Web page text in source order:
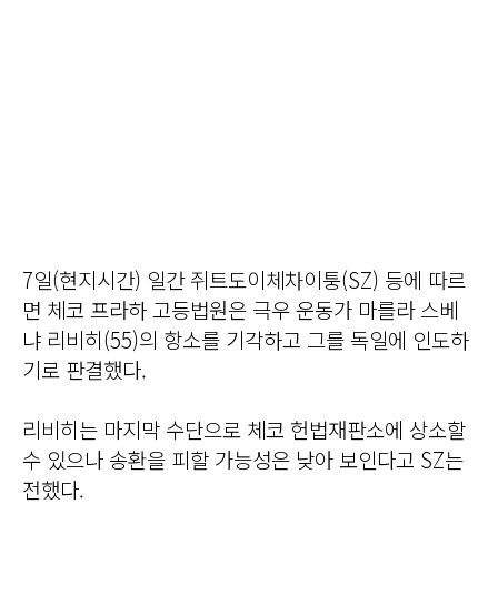
7일(현지시간) 일간 쥐트도이체차이퉁(SZ) 등에 따르
면 체코 프라하 고등법원은 극우 운동가 마를라 스베
냐 리비히(55)의 항소를 기각하고 그를 독일에 인도하
기로 판결했다.
리비히는 마지막 수단으로 체코 헌법재판소에 상소할
수 있으나 송환을 피할 가능성은 낮아 보인다고 SZ는
전했다.